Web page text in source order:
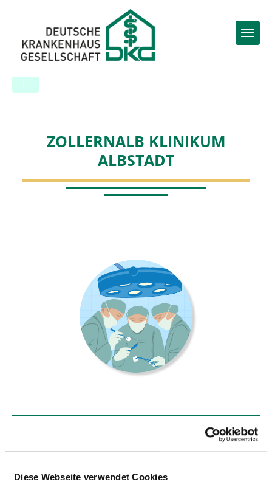
Diese Webseite verwendet Cookies
ZOLLERNALB KLINIKUM
ALBSTADT
KLINIK FÜR THORAXCHIRURGIE UND
THORAKALE ENDOSKOPIE - PD DR.